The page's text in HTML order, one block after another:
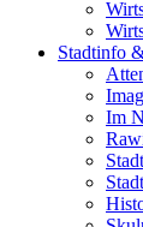
Stadtinfo
Im